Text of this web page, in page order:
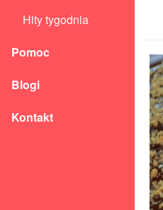
Hity tygodnia
Pomoc
Blogi
Kontakt